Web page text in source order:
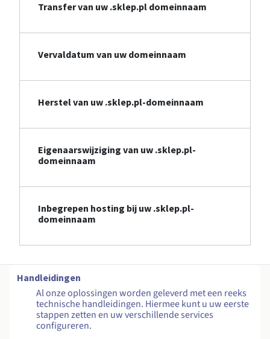
Transfer van uw .sklep.pl domeinnaam
Vervaldatum van uw domeinnaam
Herstel van uw .sklep.pl-domeinnaam
Eigenaarswijziging van uw .sklep.pl-
domeinnaam
Inbegrepen hosting bij uw .sklep.pl-
domeinnaam
Handleidingen
Al onze oplossingen worden geleverd met een reeks
technische handleidingen. Hiermee kunt u uw eerste
stappen zetten en uw verschillende services
configureren.